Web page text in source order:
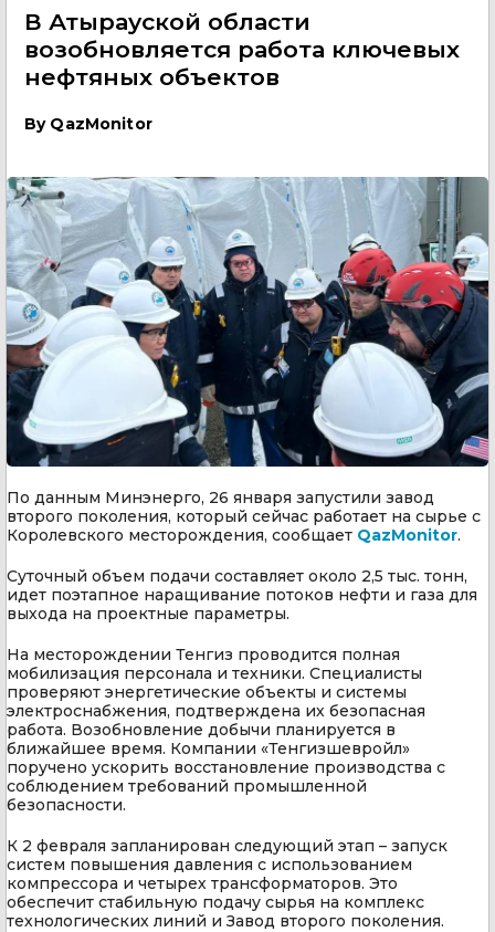
В Атырауской области
возобновляется работа ключевых
нефтяных объектов
By QazMonitor
По данным Минэнерго, 26 января запустили завод
второго поколения, который сейчас работает на сырье с
Королевского месторождения, сообщает QazMonitor.
Суточный объем подачи составляет около 2,5 тыс. тонн,
идет поэтапное наращивание потоков нефти и газа для
выхода на проектные параметры.
На месторождении Тенгиз проводится полная
мобилизация персонала и техники. Специалисты
проверяют энергетические объекты и системы
электроснабжения, подтверждена их безопасная
работа. Возобновление добычи планируется в
ближайшее время. Компании «Тенгизшевройл»
поручено ускорить восстановление производства с
соблюдением требований промышленной
безопасности.
К 2 февраля запланирован следующий этап – запуск
систем повышения давления с использованием
компрессора и четырех трансформаторов. Это
обеспечит стабильную подачу сырья на комплекс
технологических линий и Завод второго поколения.